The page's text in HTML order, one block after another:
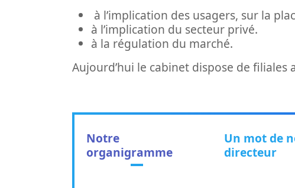
à l’implication des usagers, sur la
à l’implication du secteur privé.
à la régulation du marché.
Aujourd’hui le cabinet dispose de filiales
Notre
organigramme
(onglet actif)
Un mot de
directeur